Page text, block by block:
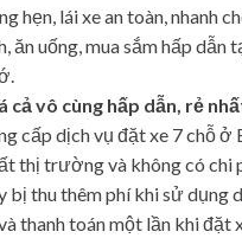
hẹn, lái xe an toàn, nhanh
ăn uống, mua sắm hấp dẫn
cả vô cùng hấp dẫn, rẻ
cấp dịch vụ đặt xe 7 chỗ
thị trường và không có chi
bị thu thêm phí khi sử dụng
thanh toán một lần khi